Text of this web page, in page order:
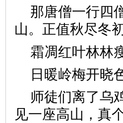
那唐僧一行四
山。正值秋尽
霜凋红叶林
日暖岭梅开
师徒们离了乌
见一座高山，真